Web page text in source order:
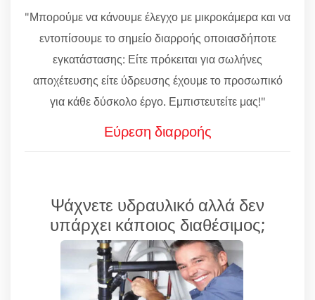
"Μπορούμε να κάνουμε έλεγχο με μικροκάμερα και να
εντοπίσουμε το σημείο διαρροής οποιασδήποτε
εγκατάστασης: Είτε πρόκειται για σωλήνες
αποχέτευσης είτε ύδρευσης έχουμε το προσωπικό
για κάθε δύσκολο έργο. Εμπιστευτείτε μας!"
Εύρεση διαρροής
Ψάχνετε υδραυλικό αλλά δεν
υπάρχει κάποιος διαθέσιμος;